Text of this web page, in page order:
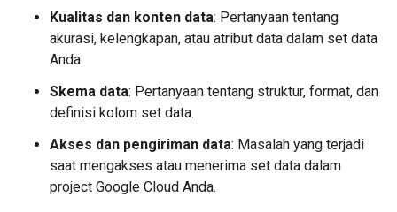
Kualitas dan konten data: Pertanyaan tentang
akurasi, kelengkapan, atau atribut data dalam set data
Anda.
Skema data: Pertanyaan tentang struktur, format, dan
definisi kolom set data.
Akses dan pengiriman data: Masalah yang terjadi
saat mengakses atau menerima set data dalam
project Google Cloud Anda.